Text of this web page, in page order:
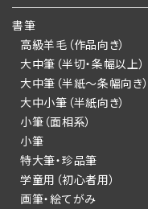
書筆
高級羊毛（作品向き）
大中筆（半切・条幅以上）
大中筆（半紙～条幅向き）
大中小筆（半紙向き）
小筆（面相系）
小筆
特大筆・珍品筆
学童用（初心者用）
画筆・絵てがみ